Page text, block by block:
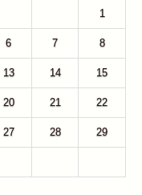
1
6 7 8
13 14 15
20 21 22
27 28 29